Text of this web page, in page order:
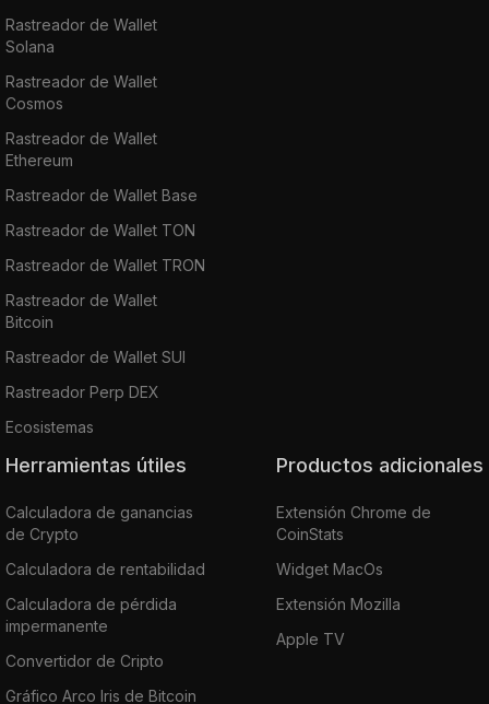
Rastreador de Wallet
Solana
Rastreador de Wallet
Cosmos
Rastreador de Wallet
Ethereum
Rastreador de Wallet Base
Rastreador de Wallet TON
Rastreador de Wallet TRON
Rastreador de Wallet
Bitcoin
Rastreador de Wallet SUI
Rastreador Perp DEX
Ecosistemas
Herramientas útiles
Calculadora de ganancias
de Crypto
Calculadora de rentabilidad
Calculadora de pérdida
impermanente
Convertidor de Cripto
Gráfico Arco Iris de Bitcoin
Productos adicionales
Extensión Chrome de
CoinStats
Widget MacOs
Extensión Mozilla
Apple TV